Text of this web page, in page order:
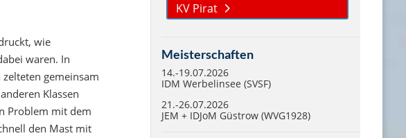
wie
waren. In
gemeinsam
Klassen
Problem mit dem
den Mast mit
KV Pirat
Meisterschaften
14.-19.07.2026
IDM Werbelinsee (SVSF)
21.-26.07.2026
JEM + IDJoM Güstrow (WVG1928)